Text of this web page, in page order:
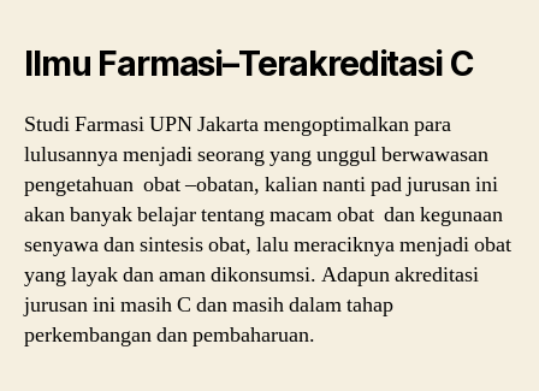
Ilmu Farmasi–Terakreditasi C
Studi Farmasi UPN Jakarta mengoptimalkan para
lulusannya menjadi seorang yang unggul berwawasan
pengetahuan obat –obatan, kalian nanti pad jurusan ini
akan banyak belajar tentang macam obat dan kegunaan
senyawa dan sintesis obat, lalu meraciknya menjadi obat
yang layak dan aman dikonsumsi. Adapun akreditasi
jurusan ini masih C dan masih dalam tahap
perkembangan dan pembaharuan.